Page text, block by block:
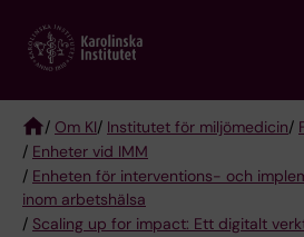
main
Breadcrumb
/ Om KI/ Institutet för miljömedicin/
/ Enheter vid IMM
/ Enheten för interventions- och
inom arbetshälsa
/ Scaling up for impact: Ett digitalt